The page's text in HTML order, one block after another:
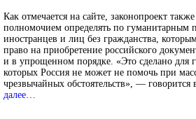
Как отмечается на сайте, законопроект
полномочием определять по гуманитарным
иностранцев и лиц без гражданства,
право на приобретение российского
и в упрощенном порядке. «Это сделано для
которых Россия не может не помочь при
чрезвычайных обстоятельств», —
далее…